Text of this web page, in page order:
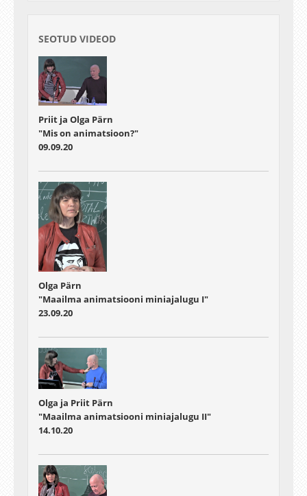
aktiivselt osaleda.
SEOTUD VIDEOD
Priit ja Olga Pärn
"Mis on animatsioon?"
09.09.20
Olga Pärn
"Maailma animatsiooni miniajalugu I"
23.09.20
Olga ja Priit Pärn
"Maailma animatsiooni miniajalugu II"
14.10.20